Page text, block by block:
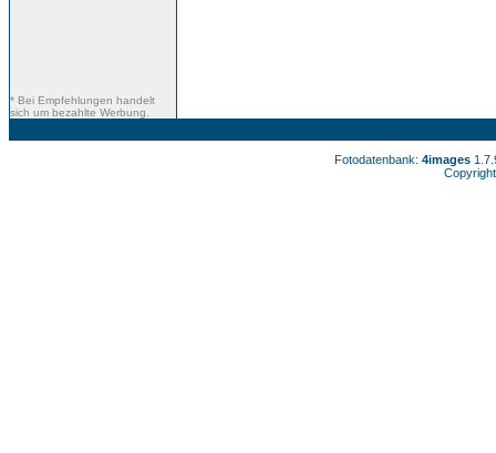
* Bei Empfehlungen handelt
sich um bezahlte Werbung.
Fotodatenbank: 4images